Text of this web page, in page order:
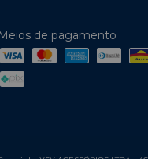
Meios de pagamento